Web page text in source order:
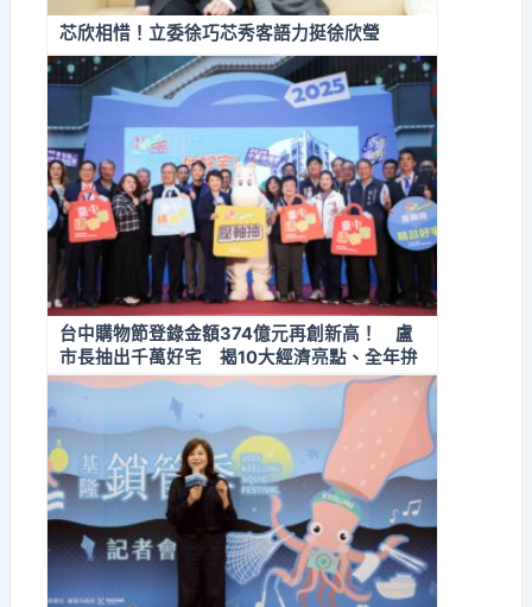
芯欣相惜！立委徐巧芯秀客語力挺徐欣瑩
台中購物節登錄金額374億元再創新高！ 盧
市長抽出千萬好宅 揭10大經濟亮點、全年拚
經濟不停歇